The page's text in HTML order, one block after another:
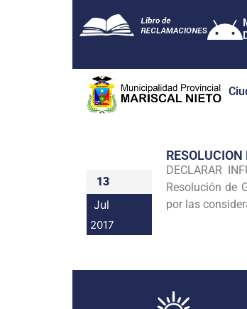
13
Jul
2017
DECLARAR
Resolución de
por las